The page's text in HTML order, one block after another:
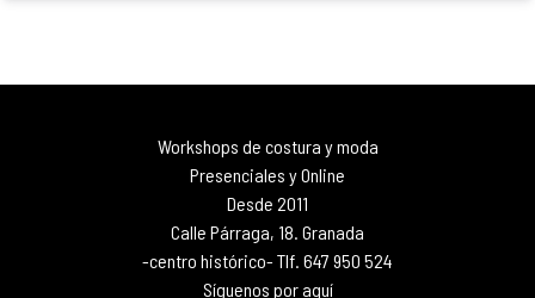
Workshops de costura y moda
Presenciales y Online
Desde 2011
Calle Párraga, 18. Granada
-centro histórico- Tlf. 647 950 524
Síguenos por aquí